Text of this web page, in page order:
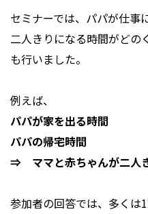
セミナーでは、パパが仕事
二人きりになる時間がどの
も行いました。
例えば、
パパが家を出る
パパの帰宅時
⇒ ママと赤ちゃんが二
参加者の回答では、多くは